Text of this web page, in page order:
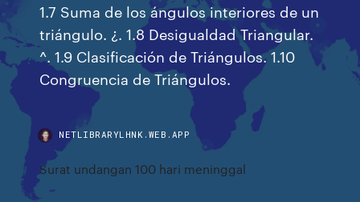
1.7 Suma de los ángulos interiores de un
triángulo. ¿. 1.8 Desigualdad Triangular.
^. 1.9 Clasificación de Triángulos. 1.10
Congruencia de Triángulos.
NETLIBRARYLHNK.WEB.APP
Surat undangan 100 hari meninggal